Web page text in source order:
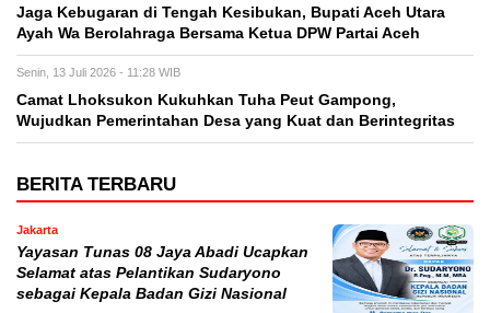
Jaga Kebugaran di Tengah Kesibukan, Bupati Aceh Utara
Ayah Wa Berolahraga Bersama Ketua DPW Partai Aceh
Senin, 13 Juli 2026 - 11:28 WIB
Camat Lhoksukon Kukuhkan Tuha Peut Gampong,
Wujudkan Pemerintahan Desa yang Kuat dan Berintegritas
BERITA TERBARU
Jakarta
Yayasan Tunas 08 Jaya Abadi Ucapkan
Selamat atas Pelantikan Sudaryono
sebagai Kepala Badan Gizi Nasional